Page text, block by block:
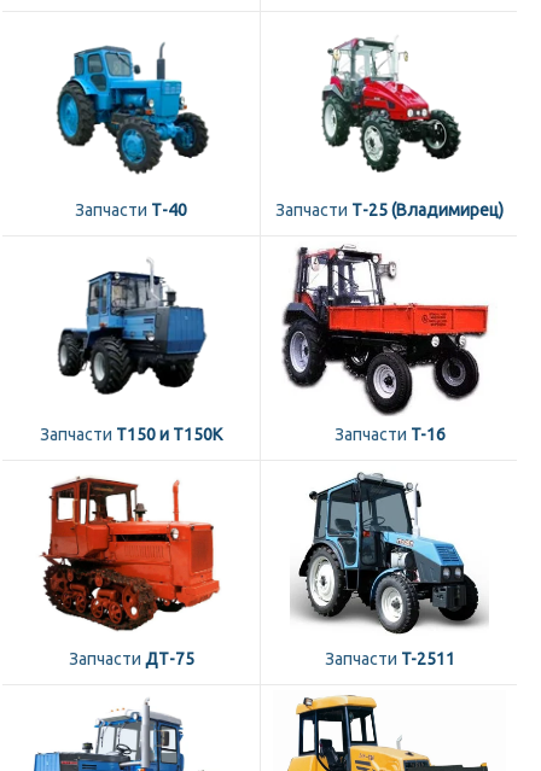
Запчасти Т-40 Запчасти Т-25 (Владимирец)
Запчасти Т150 и Т150К Запчасти T-16
Запчасти ДТ-75 Запчасти T-2511